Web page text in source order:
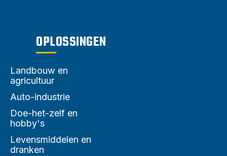
OPLOSSINGEN
Landbouw en
agricultuur
Auto-industrie
Doe-het-zelf en
hobby's
Levensmiddelen en
dranken